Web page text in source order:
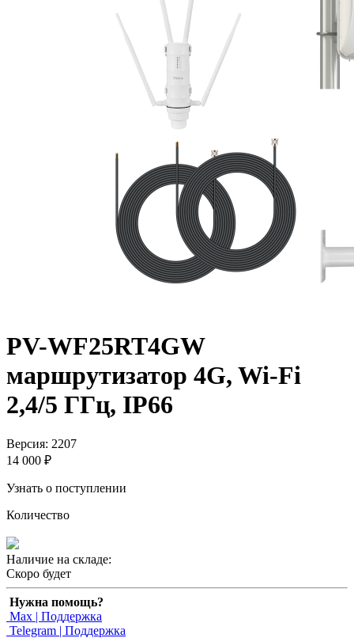
PV-WF25RT4GW
маршрутизатор 4G, Wi-Fi
2,4/5 ГГц, IP66
Версия: 2207
14 000 ₽
Узнать о поступлении
Количество
Наличие на складе:
Скоро будет
Нужна помощь?
Max | Поддержка
Telegram | Поддержка